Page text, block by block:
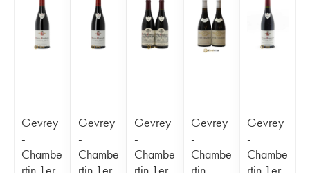
Gevrey
-
Chambe
rtin 1er
Gevrey
-
Chambe
rtin 1er
Gevrey
-
Chambe
rtin 1er
Gevrey
-
Chambe
rtin
Gevrey
-
Chambe
rtin 1er